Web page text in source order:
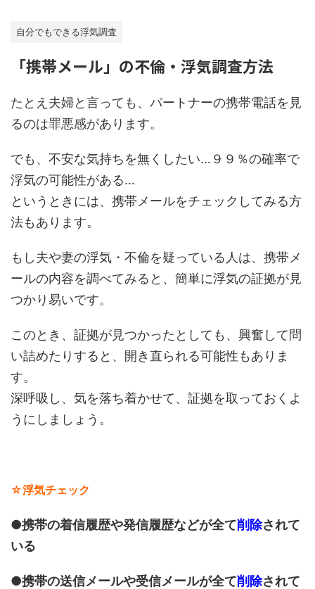
自分でもできる浮気調査
「携帯メール」の不倫・浮気調査方法
たとえ夫婦と言っても、パートナーの携帯電話を見
るのは罪悪感があります。
でも、不安な気持ちを無くしたい…９９％の確率で
浮気の可能性がある…
というときには、携帯メールをチェックしてみる方
法もあります。
もし夫や妻の浮気・不倫を疑っている人は、携帯メ
ールの内容を調べてみると、簡単に浮気の証拠が見
つかり易いです。
このとき、証拠が見つかったとしても、興奮して問
い詰めたりすると、開き直られる可能性もありま
す。
深呼吸し、気を落ち着かせて、証拠を取っておくよ
うにしましょう。
☆浮気チェック
●携帯の着信履歴や発信履歴などが全て削除されて
いる
●携帯の送信メールや受信メールが全て削除されて